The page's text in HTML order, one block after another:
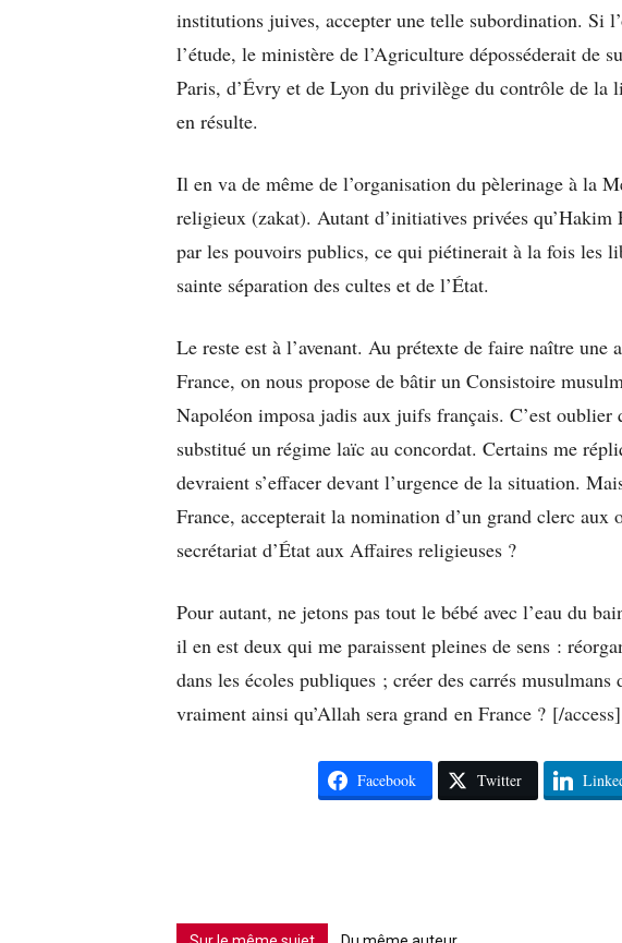
institutions juives, accepter une telle subordination. Si
l’étude, le ministère de l’Agriculture déposséderait de
Paris, d’Évry et de Lyon du privilège du contrôle de la
en résulte.
Il en va de même de l’organisation du pèlerinage à la
religieux (zakat). Autant d’initiatives privées
par les pouvoirs publics, ce qui piétinerait à la fois les
sainte séparation des cultes et de l’État.
Le reste est à l’avenant. Au prétexte de faire naître une
France, on nous propose de bâtir un Consistoire
Napoléon imposa jadis aux juifs français. C’est oublier
substitué un régime laïc au concordat. Certains me
devraient s’effacer devant l’urgence de la situation.
France, accepterait la nomination d’un grand clerc aux
secrétariat d’État aux Affaires religieuses ?
Pour autant, ne jetons pas tout le bébé avec l’eau du
il en est deux qui me paraissent pleines de sens :
dans les écoles publiques ; créer des carrés musulmans
vraiment ainsi qu’Allah sera grand en France ? [/access]
Facebook Twitter